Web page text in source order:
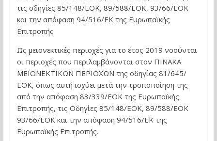
τις οδηγίες 85/148/ΕΟΚ, 89/588/ΕΟΚ, 93/66/ΕΟΚ
και την απόφαση 94/516/ΕΚ της Ευρωπαϊκής
Επιτροπής
Ως μειονεκτικές περιοχές για το έτος 2019 νοούνται
οι περιοχές που περιλαμβάνονται στον ΠΙΝΑΚΑ
ΜΕΙΟΝΕΚΤΙΚΩΝ ΠΕΡΙΟΧΩΝ της οδηγίας 81/645/
ΕΟΚ, όπως αυτή ισχύει μετά την τροποποίηση της
από την απόφαση 83/339/ΕΟΚ της Ευρωπαϊκής
Επιτροπής, τις Οδηγίες 85/148/ΕΟΚ, 89/588/EOK
93/66/ΕΟΚ και την απόφαση 94/516/ΕΚ της
Ευρωπαϊκής Επιτροπής.